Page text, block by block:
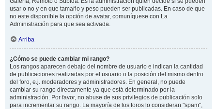
usar o no y en que tamaño y peso pueden ser publicadas. En caso de que
no este disponible la opción de avatar, comuníquese con La
Administración para que sea activada.
Arriba
¿Cómo se puede cambiar mi rango?
Los rangos aparecen debajo del nombre de usuario e indican la cantidad
de publicaciones realizadas por el usuario o la posición del mismo dentro
del foro, e.j. moderadores y administradores. En general, no puede
cambiar su rango directamente ya que está determinado por la
administración. Por favor, no abuse de sus privilegios de publicación solo
para incrementar su rango. La mayoría de los foros lo consideran "spam",